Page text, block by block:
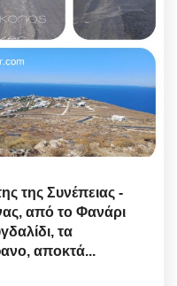
της Συνέπειας -
από το Φανάρι
τα
αποκτά...